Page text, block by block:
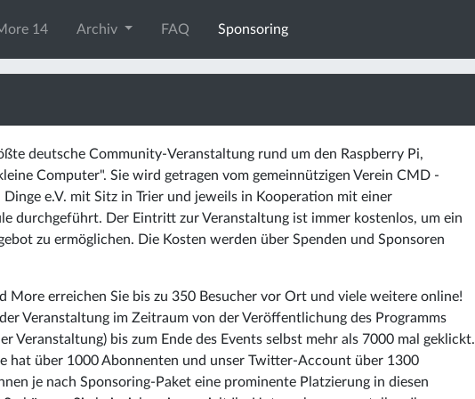
14 Archiv FAQ Sponsoring
deutsche Community-Veranstaltung rund um den Raspberry Pi,
Computer". Sie wird getragen vom gemeinnützigen Verein CMD -
e.V. mit Sitz in Trier und jeweils in Kooperation mit einer
durchgeführt. Der Eintritt zur Veranstaltung ist immer kostenlos, um ein
zu ermöglichen. Die Kosten werden über Spenden und Sponsoren
More erreichen Sie bis zu 350 Besucher vor Ort und viele weitere online!
Veranstaltung im Zeitraum von der Veröffentlichung des Programms
Veranstaltung) bis zum Ende des Events selbst mehr als 7000 mal geklickt.
hat über 1000 Abonnenten und unser Twitter-Account über 1300
je nach Sponsoring-Paket eine prominente Platzierung in diesen